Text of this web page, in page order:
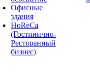
Офисные
здания
HoReCa
(Гостинично-
Ресторанный
бизнес)